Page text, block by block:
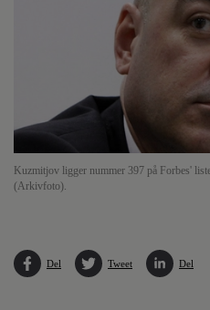
Kuzmitjov ligger nummer 397 på Forbes'
(Arkivfoto).
Del Tweet Del